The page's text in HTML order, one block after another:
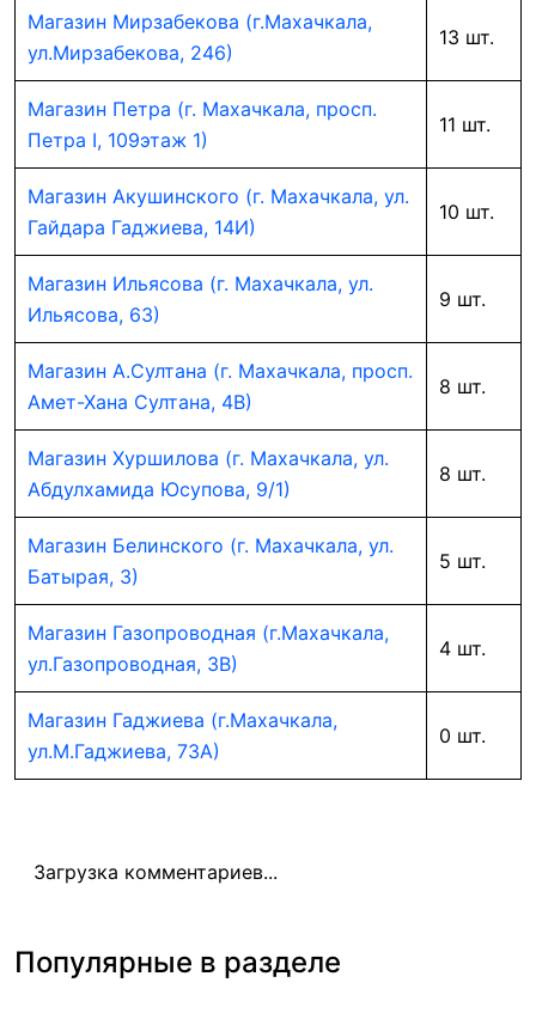
Магазин Мирзабекова (г.Махачкала,
ул.Мирзабекова, 246)
13 шт.
Магазин Петра (г. Махачкала, просп.
Петра I, 109этаж 1)
11 шт.
Магазин Акушинского (г. Махачкала, ул.
Гайдара Гаджиева, 14И)
10 шт.
Магазин Ильясова (г. Махачкала, ул.
Ильясова, 63)
9 шт.
Магазин А.Султана (г. Махачкала, просп.
Амет-Хана Султана, 4В)
8 шт.
Магазин Хуршилова (г. Махачкала, ул.
Абдулхамида Юсупова, 9/1)
8 шт.
Магазин Белинского (г. Махачкала, ул.
Батырая, 3)
5 шт.
Магазин Газопроводная (г.Махачкала,
ул.Газопроводная, 3В)
4 шт.
Магазин Гаджиева (г.Махачкала,
ул.М.Гаджиева, 73А)
0 шт.
Загрузка комментариев...
Популярные в разделе